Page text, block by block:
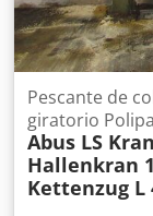
Pescante de
giratorio
Abus LS
Hallenkran
Kettenzug L